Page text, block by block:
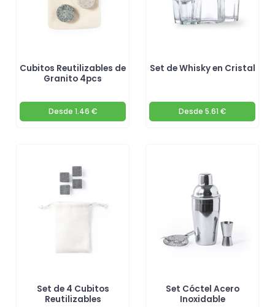
Cubitos Reutilizables de
Granito 4pcs
Desde 1.46 €
Set de Whisky en Cristal
Desde 5.61 €
Set de 4 Cubitos
Reutilizables
Set Cóctel Acero
Inoxidable